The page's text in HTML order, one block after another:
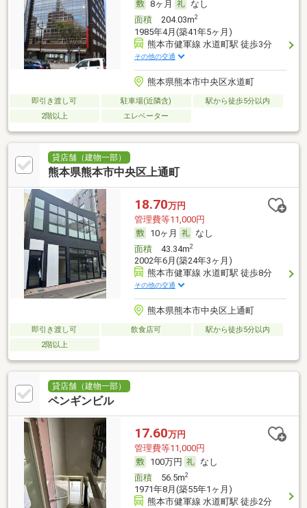
8ヶ月
なし
面積204.03m2
1985年4月(築41年5ヶ月)
熊本市健軍線 水道町駅 徒歩3分
その他の交通
熊本県熊本市中央区水道町
即引き渡し可 駐車場(近隣含)
駅から徒歩5分以内
2階以上
エレベーター
貸店舗（建物一部）
熊本県熊本市中央区上通町
18.70万円
管理費等11,000円
10ヶ月
なし
面積43.34m2
2002年6月(築24年3ヶ月)
熊本市健軍線 水道町駅 徒歩8分
その他の交通
熊本県熊本市中央区上通町
即引き渡し可 飲食店可
駅から徒歩5分以内
2階以上
貸店舗（建物一部）
ペンギンビル
17.60万円
管理費等11,000円
100万円
なし
面積56.5m2
1971年8月(築55年1ヶ月)
熊本市健軍線 水道町駅 徒歩2分